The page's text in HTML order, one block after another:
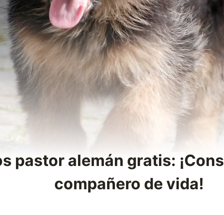
pastor alemán gratis:
compañero de vida!